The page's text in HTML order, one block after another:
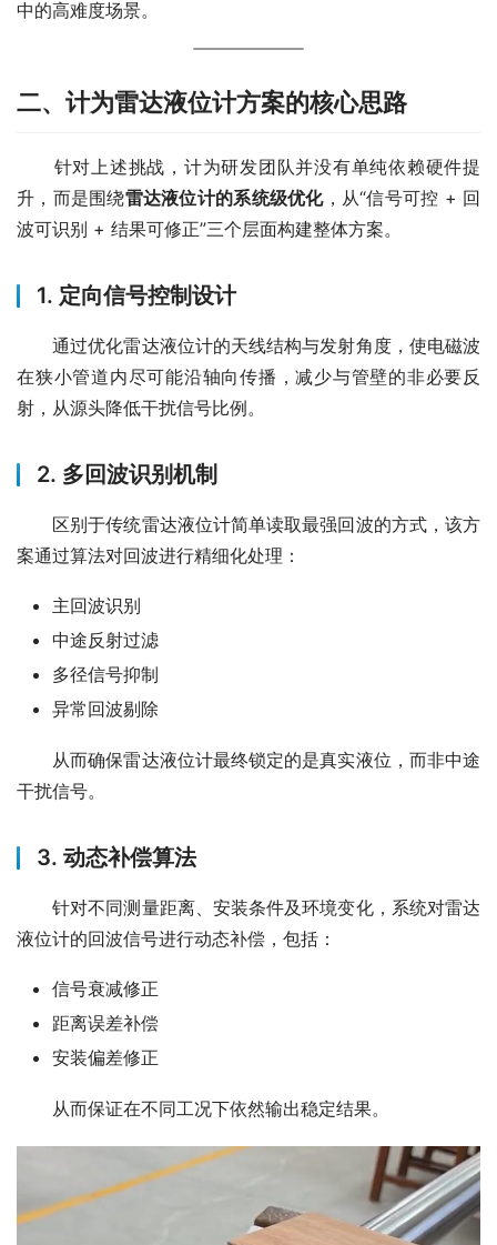
中的高难度场景。
二、计为雷达液位计方案的核心思路
针对上述挑战，计为研发团队并没有单纯依赖硬件提
升，而是围绕雷达液位计的系统级优化，从“信号可控 + 回
波可识别 + 结果可修正”三个层面构建整体方案。
1. 定向信号控制设计
通过优化雷达液位计的天线结构与发射角度，使电磁波
在狭小管道内尽可能沿轴向传播，减少与管壁的非必要反
射，从源头降低干扰信号比例。
2. 多回波识别机制
区别于传统雷达液位计简单读取最强回波的方式，该方
案通过算法对回波进行精细化处理：
主回波识别
中途反射过滤
多径信号抑制
异常回波剔除
从而确保雷达液位计最终锁定的是真实液位，而非中途
干扰信号。
3. 动态补偿算法
针对不同测量距离、安装条件及环境变化，系统对雷达
液位计的回波信号进行动态补偿，包括：
信号衰减修正
距离误差补偿
安装偏差修正
从而保证在不同工况下依然输出稳定结果。